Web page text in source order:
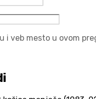
i veb mesto u ovom